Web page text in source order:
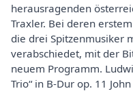
herausragenden
Traxler. Bei deren
die drei Spitzenmusiker
verabschiedet, mit der
neuem Programm.
Trio“ in B-Dur op. 11